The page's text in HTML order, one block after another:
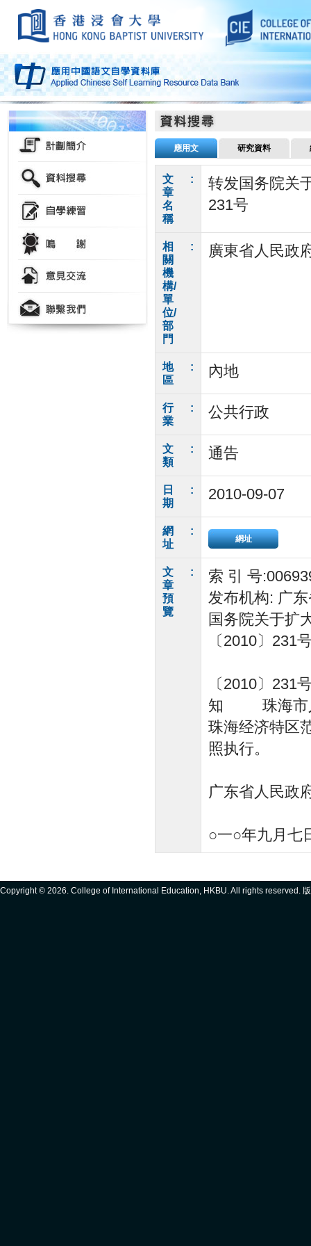
應用文 研究資料
文
章
名
稱
:
转发国务院关
231号
相
關
機
構/
單
位/
部
門
: 廣東省人民政
地
區
: 內地
行
業
: 公共行政
文
類
: 通告
日
期
: 2010-09-07
網
址
:
網址
文
章
預
覽
:
索 引 号
发布机构: 广
国务院关于
〔2010〕
〔2010〕
知 珠海市人
珠海经济特区
照执行。
广东省人民政
○一○年九月七
Copyright © 2026. College of International Education, HKBU. All rights reserved.